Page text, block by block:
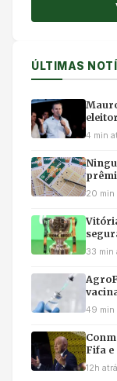
ÚLTIMAS
4 min
20 min
33 min
49 min
Fifa
12h